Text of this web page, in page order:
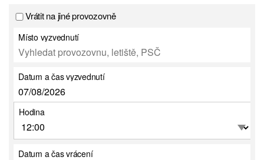
Vrátit na jiné provozovně
Místo vyzvednutí
Datum a čas vyzvednutí
Hodina
Datum a čas vrácení